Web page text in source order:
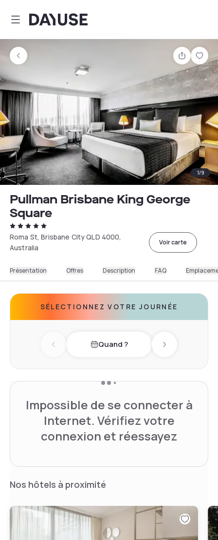
Dayuse
Partager
1/9
Pullman Brisbane King George
Square
Roma St, Brisbane City QLD 4000,
Australia
Voir carte
Présentation Offres Description FAQ
SÉLECTIONNEZ VOTRE JOURNÉE
Previous dayQuand ? Next day
Impossible de se connecter à
Internet. Vérifiez votre
connexion et réessayez
Nos hôtels à proximité